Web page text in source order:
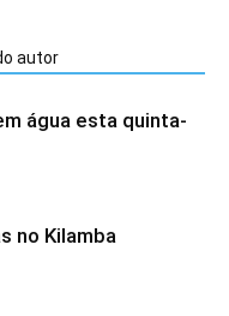
autor
água esta quinta-
no Kilamba